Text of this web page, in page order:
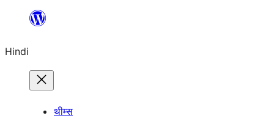
सामग्री
जाएं
Hindi
थीम्स